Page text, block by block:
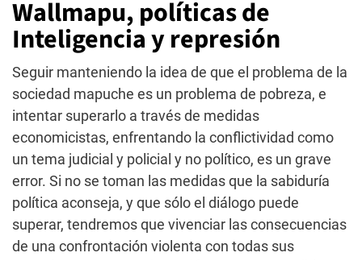
Wallmapu, políticas de
Inteligencia y represión
Seguir manteniendo la idea de que el problema de la
sociedad mapuche es un problema de pobreza, e
intentar superarlo a través de medidas
economicistas, enfrentando la conflictividad como
un tema judicial y policial y no político, es un grave
error. Si no se toman las medidas que la sabiduría
política aconseja, y que sólo el diálogo puede
superar, tendremos que vivenciar las consecuencias
de una confrontación violenta con todas sus